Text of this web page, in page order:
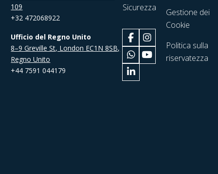
109
+32 472068922
Ufficio del Regno Unito
8–9 Greville St, London EC1N 8SB,
Regno Unito
+44 7591 044179
Sicurezza
Gestione dei
Cookie
Politica sulla
riservatezza